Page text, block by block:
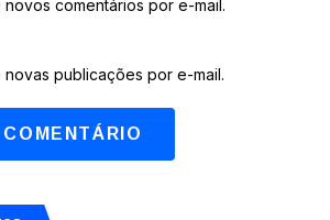
comentários por e-mail.
publicações por e-mail.